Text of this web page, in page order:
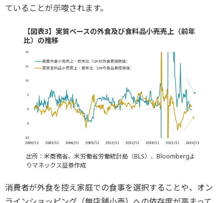
ていることが示唆されます。
【図表3】実質ベースの外食及び食料品小売売上（前年
比）の推移
出所：米商務省、米労働省労働統計局（BLS）、Bloombergよ
りマネックス証券作成
消費者が外食を控え家庭での食事を選択することや、オン